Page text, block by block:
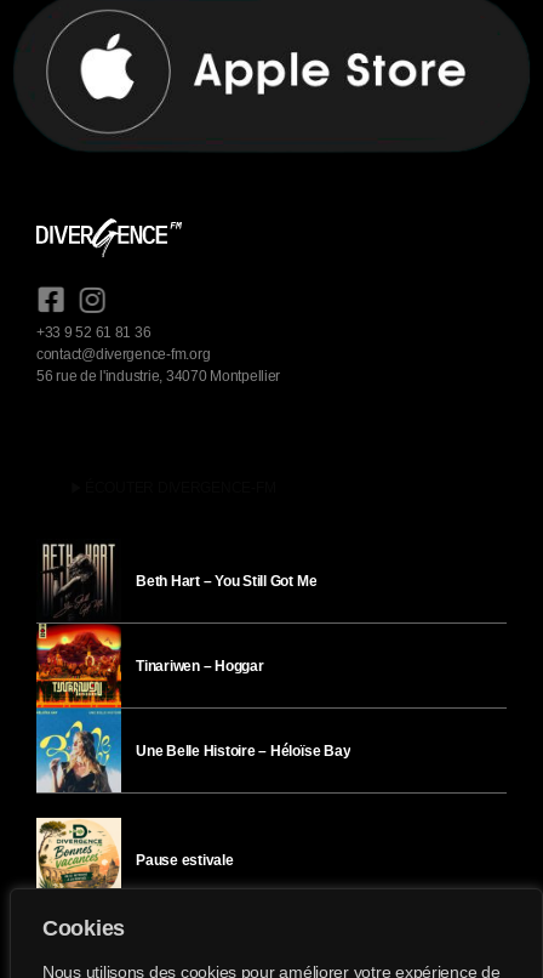
Cookies
Nous utilisons des cookies pour améliorer votre expérience de
+33 9 52 61 81 36
contact@divergence-fm.org
56 rue de l'industrie, 34070 Montpellier
Beth Hart – You Still Got Me
Tinariwen – Hoggar
Une Belle Histoire – Héloïse Bay
Pause estivale